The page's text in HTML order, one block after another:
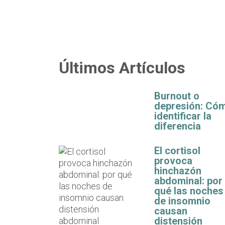
Últimos Artículos
Burnout o
depresión:
identificar la
diferencia
El cortisol
provoca
hinchazón
abdominal: por
qué las noches
de insomnio
causan
distensión